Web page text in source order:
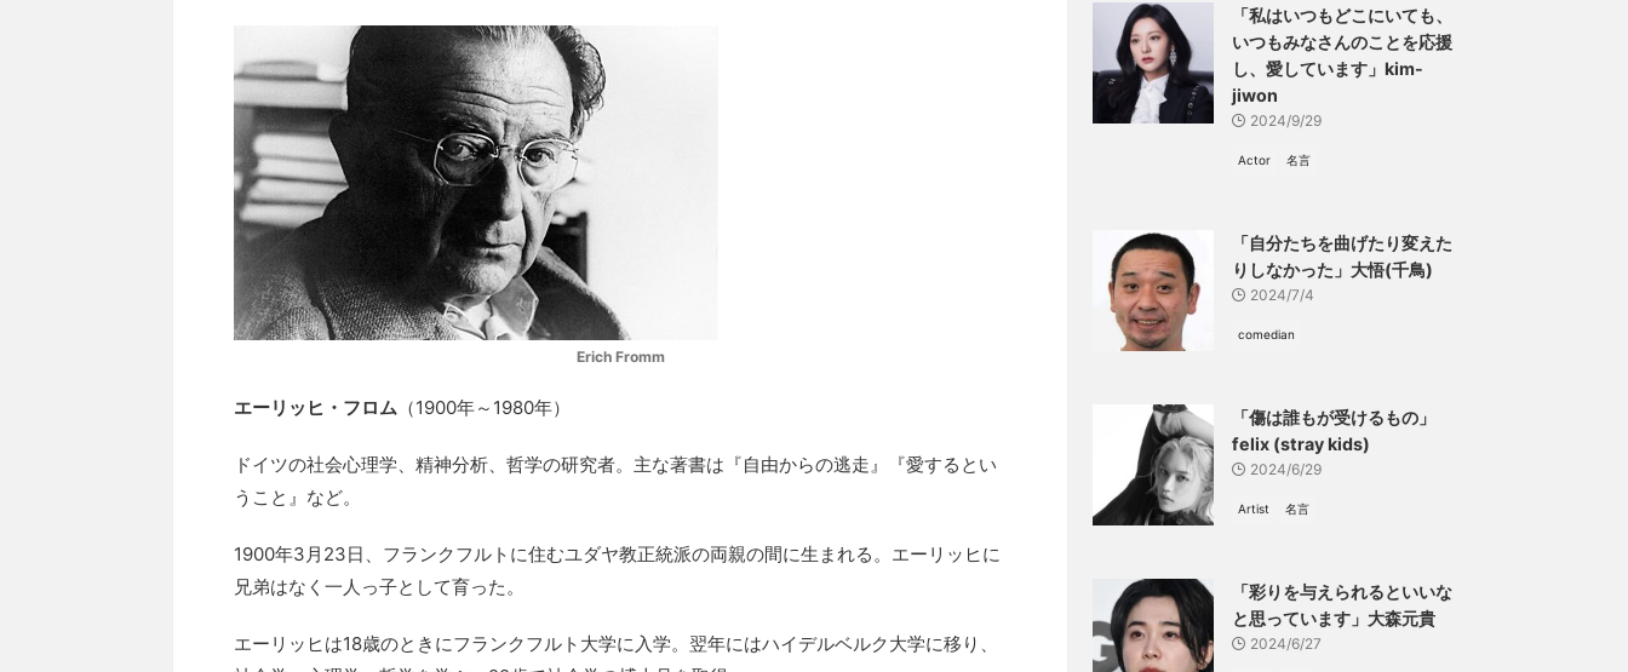
Erich Fromm
エーリッヒ・フロム （1900年～1980年）
ドイツの社会心理学、精神分析、哲学の研究者。主な著書は『自由からの逃走』『愛するとい
うこと』など。
1900年3月23日、フランクフルトに住むユダヤ教正統派の両親の間に生まれる。エーリッヒに
兄弟はなく一人っ子として育った。
エーリッヒは18歳のときにフランクフルト大学に入学。翌年にはハイデルベルク大学に移り、
「私はいつもどこにいても、
いつもみなさんのことを応援
し、愛しています」kim-
jiwon
2024/9/29
Actor 名言
「自分たちを曲げたり変えた
りしなかった」大悟(千鳥)
2024/7/4
comedian
「傷は誰もが受けるもの」
felix (stray kids)
2024/6/29
Artist 名言
「彩りを与えられるといいな
と思っています」大森元貴
2024/6/27